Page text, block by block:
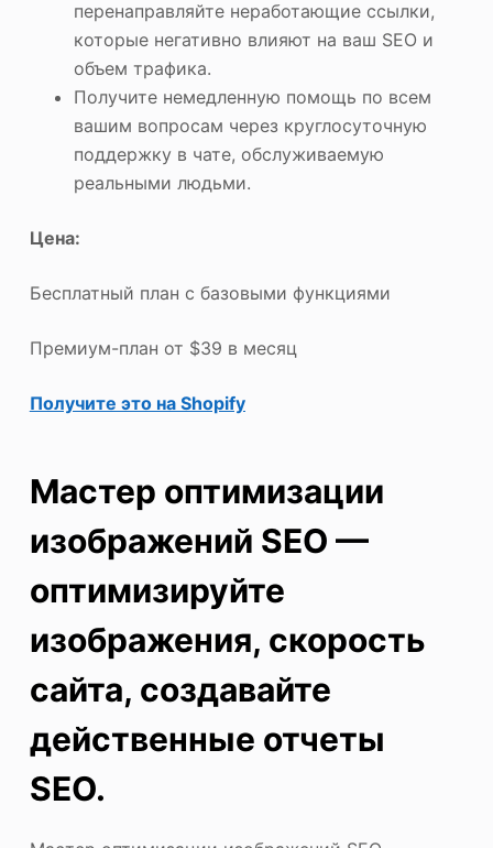
перенаправляйте неработающие ссылки,
которые негативно влияют на ваш SEO и
объем трафика.
Получите немедленную помощь по всем
вашим вопросам через круглосуточную
поддержку в чате, обслуживаемую
реальными людьми.
Цена:
Бесплатный план с базовыми функциями
Премиум-план от $39 в месяц
Получите это на Shopify
Мастер оптимизации
изображений SEO —
оптимизируйте
изображения, скорость
сайта, создавайте
действенные отчеты
SEO.